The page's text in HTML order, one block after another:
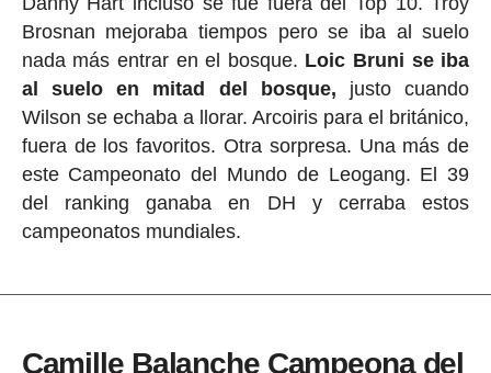
Brosnan mejoraba tiempos pero se iba al suelo
nada más entrar en el bosque. Loic Bruni se iba
al suelo en mitad del bosque, justo cuando
Wilson se echaba a llorar. Arcoiris para el británico,
fuera de los favoritos. Otra sorpresa. Una más de
este Campeonato del Mundo de Leogang. El 39
del ranking ganaba en DH y cerraba estos
campeonatos mundiales.
Camille Balanche Campeona del